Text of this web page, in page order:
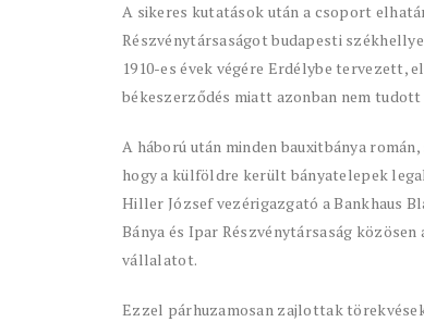
A sikeres kutatások után a csoport
Részvénytársaságot budapesti
1910-es évek végére Erdélybe tervezett,
békeszerződés miatt azonban nem
A háború után minden bauxitbánya
hogy a külföldre került bányatelepek
Hiller József vezérigazgató a Bankhaus
Bánya és Ipar Részvénytársaság
vállalatot.
Ezzel párhuzamosan zajlottak